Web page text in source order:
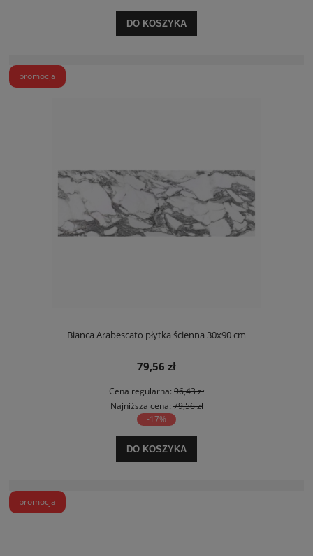
DO KOSZYKA
Bianca Arabescato płytka ścienna 30x90 cm
79,56 zł
Cena regularna: 96,43 zł
Najniższa cena:79,56 zł
-17%
DO KOSZYKA
promocja
promocja